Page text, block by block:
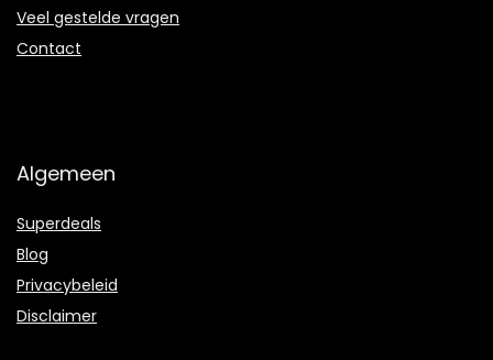
Veel gestelde vragen
Contact
Algemeen
Superdeals
Blog
Privacybeleid
Disclaimer